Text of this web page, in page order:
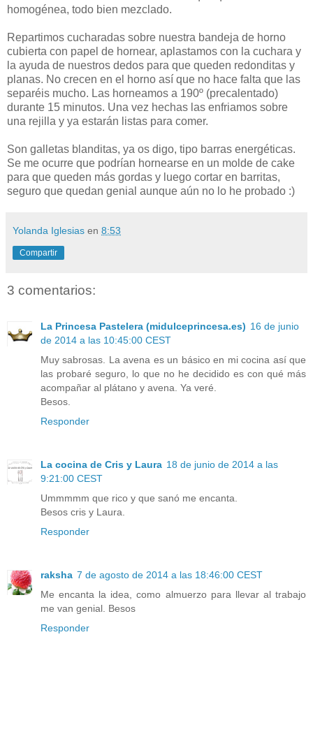
homogénea, todo bien mezclado.
Repartimos cucharadas sobre nuestra bandeja de horno
cubierta con papel de hornear, aplastamos con la cuchara y
la ayuda de nuestros dedos para que queden redonditas y
planas. No crecen en el horno así que no hace falta que las
separéis mucho. Las horneamos a 190º (precalentado)
durante 15 minutos. Una vez hechas las enfriamos sobre
una rejilla y ya estarán listas para comer.
Son galletas blanditas, ya os digo, tipo barras energéticas.
Se me ocurre que podrían hornearse en un molde de cake
para que queden más gordas y luego cortar en barritas,
seguro que quedan genial aunque aún no lo he probado :)
Yolanda Iglesias en 8:53
Compartir
3 comentarios:
La Princesa Pastelera (midulceprincesa.es) 16 de junio
de 2014 a las 10:45:00 CEST
Muy sabrosas. La avena es un básico en mi cocina así que
las probaré seguro, lo que no he decidido es con qué más
acompañar al plátano y avena. Ya veré.
Besos.
Responder
La cocina de Cris y Laura 18 de junio de 2014 a las
9:21:00 CEST
Ummmmm que rico y que sanó me encanta.
Besos cris y Laura.
Responder
raksha 7 de agosto de 2014 a las 18:46:00 CEST
Me encanta la idea, como almuerzo para llevar al trabajo
me van genial. Besos
Responder